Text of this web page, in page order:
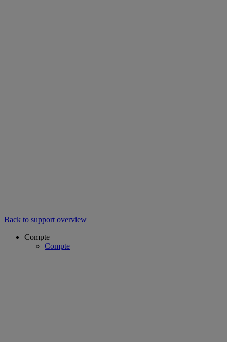
Back to support overview
Compte
Compte